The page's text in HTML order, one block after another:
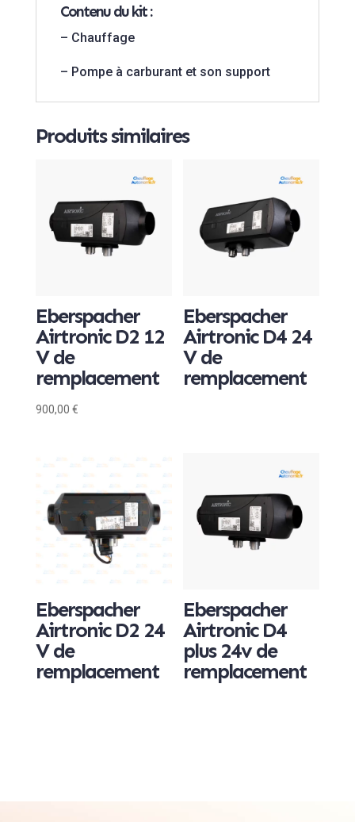
Contenu du kit :
– Chauffage
– Pompe à carburant et son support
Produits similaires
Eberspacher
Airtronic D2 12
V de
remplacement
900,00 €
Eberspacher
Airtronic D4 24
V de
remplacement
Eberspacher
Airtronic D2 24
V de
remplacement
Eberspacher
Airtronic D4
plus 24v de
remplacement